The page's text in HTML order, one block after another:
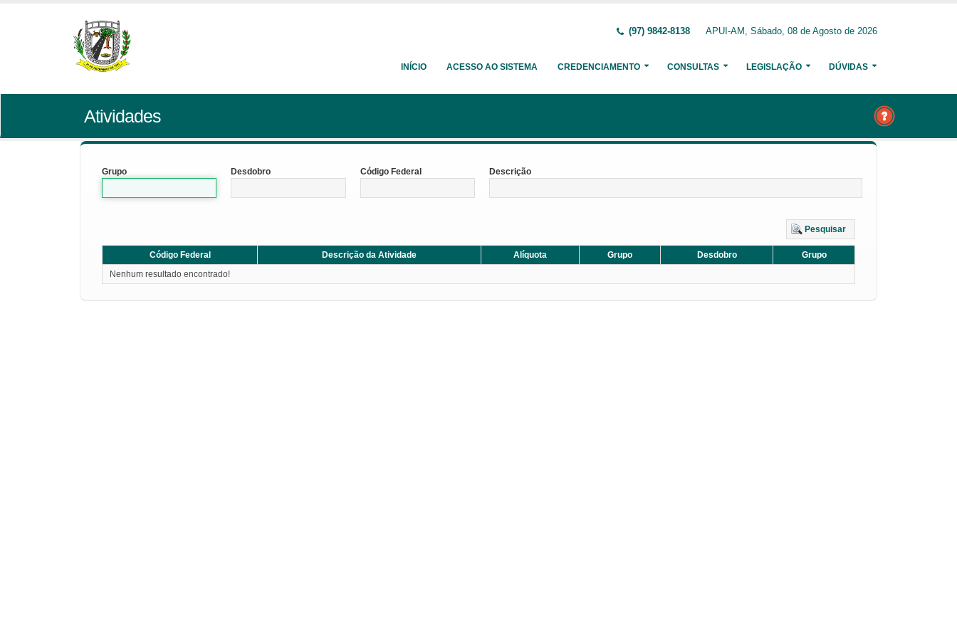
(97) 9842-8138 APUI-AM, Sábado, 08 de Agosto de 2026
INÍCIO ACESSO AO SISTEMA CREDENCIAMENTO CONSULTAS LEGISLAÇÃO DÚVIDAS
Atividades
Grupo Desdobro Código Federal Descrição
Pesquisar
Código Federal Descrição da Atividade Alíquota Grupo Desdobro
Grupo
Nenhum resultado encontrado!